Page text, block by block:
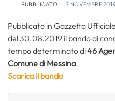
PUBBLICATO IL 7 NOVEMBRE
Pubblicato in Gazzetta
del 30.08.2019 il bando di
tempo determinato di46
Comune di Messina.
Scarica il bando